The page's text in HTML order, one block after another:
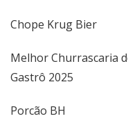
Chope Krug Bier
Melhor Churrascaria
Gastrô 2025
Porcão BH